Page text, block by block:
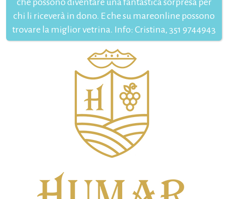
chi li riceverà in dono. E che su mareonline possono
trovare la miglior vetrina. Info: Cristina, 351 9744943